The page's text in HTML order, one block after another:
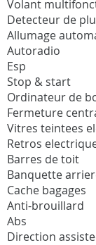
Volant
Detecteur de
Allumage
Autoradio
Esp
Stop & start
Ordinateur de
Fermeture
Vitres teintees
Retros
Barres de toit
Banquette
Cache bagages
Anti-brouillard
Abs
Direction